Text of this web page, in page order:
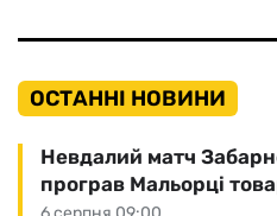
ОСТАННІ НОВИНИ
Невдалий матч
програв Мальорці